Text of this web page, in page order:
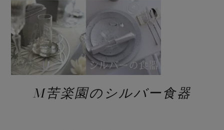
M苦楽園のシルバー食器